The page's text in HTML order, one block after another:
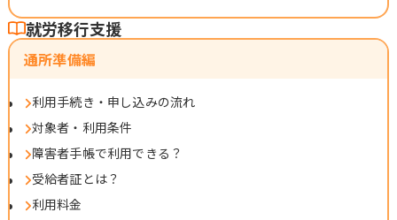
就労移行支援
通所準備編
利用手続き・申し込みの流れ
対象者・利用条件
障害者手帳で利用できる？
受給者証とは？
利用料金